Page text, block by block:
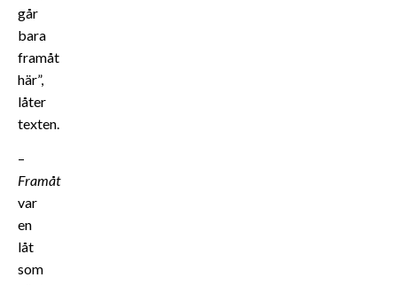
går
bara
framåt
här”,
låter
texten.
–
Framåt
var
en
låt
som